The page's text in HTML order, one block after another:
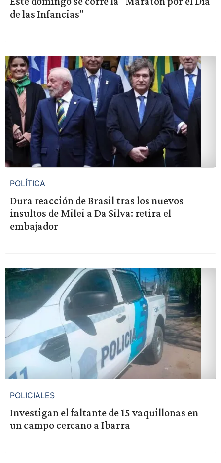
de las Infancias"
POLÍTICA
Dura reacción de Brasil tras los nuevos
insultos de Milei a Da Silva: retira el
embajador
POLICIALES
Investigan el faltante de 15 vaquillonas en
un campo cercano a Ibarra